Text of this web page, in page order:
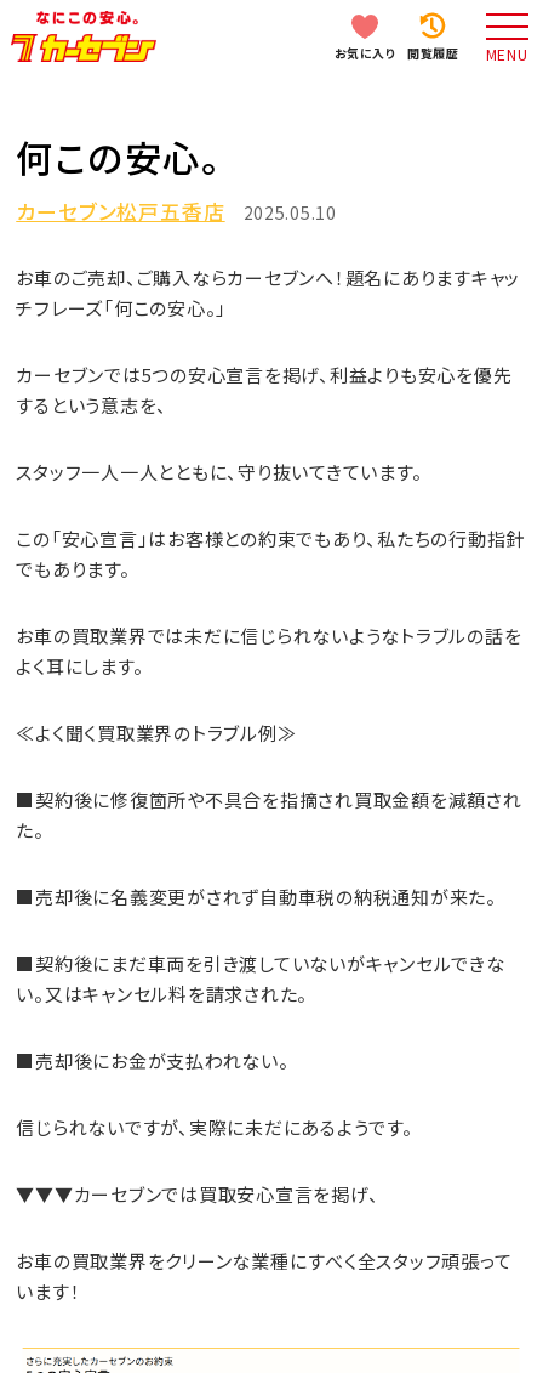
お気に入り 閲覧履歴 MENU
何この安心。
カーセブン松戸五香店 2025.05.10
お車のご売却、ご購入ならカーセブンへ！題名にありますキャッ
チフレーズ「何この安心。」
カーセブンでは5つの安心宣言を掲げ、利益よりも安心を優先
するという意志を、
スタッフ一人一人とともに、守り抜いてきています。
この「安心宣言」はお客様との約束でもあり、私たちの行動指針
でもあります。
お車の買取業界では未だに信じられないようなトラブルの話を
よく耳にします。
≪よく聞く買取業界のトラブル例≫
■契約後に修復箇所や不具合を指摘され買取金額を減額され
た。
■売却後に名義変更がされず自動車税の納税通知が来た。
■契約後にまだ車両を引き渡していないがキャンセルできな
い。又はキャンセル料を請求された。
■売却後にお金が支払われない。
信じられないですが、実際に未だにあるようです。
▼▼▼カーセブンでは買取安心宣言を掲げ、
お車の買取業界をクリーンな業種にすべく全スタッフ頑張って
います！